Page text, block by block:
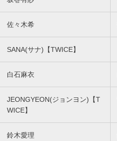
佐々木希
SANA(サナ)【TWICE】
白石麻衣
JEONGYEON(ジョンヨン)【T
WICE】
鈴木愛理